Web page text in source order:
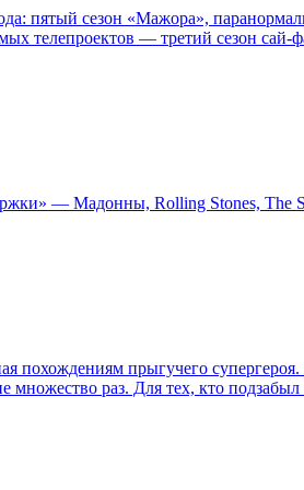
пятый сезон «Мажора»,
телепроектов — третий сезон сай-
— Мадонны, Rolling Stones, The
похождениям прыгучего
множество раз. Для тех, кто